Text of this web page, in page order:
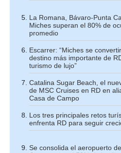
La Romana, Bávaro-Punta
Miches superan el 80% de
promedio
Escarrer: “Miches se
destino más importante de
turismo de lujo”
Catalina Sugar Beach, el
de MSC Cruises en RD en
Casa de Campo
Los tres principales retos
enfrenta RD para seguir
Se consolida el aeropuerto